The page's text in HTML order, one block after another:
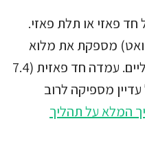
פאזי או תלת פאזי.
פאזית (11-22 קילוואט) מספקת את מלוא
הביצועים לרוב הרכבים החשמליים. עמדה חד פאזית (7.4
מספיקה לרוב
המלא על תהליך